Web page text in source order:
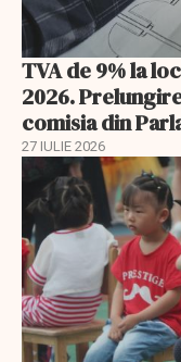
TVA de 9% la
2026.
comisia din
27 IULIE 2026